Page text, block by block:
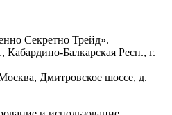
Секретно Трейд».
Балкарская Респ., г.
Дмитровское шоссе, д.